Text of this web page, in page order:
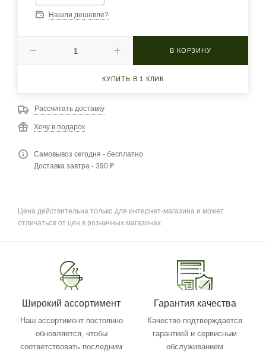
Нашли дешевле?
В КОРЗИНУ
КУПИТЬ В 1 КЛИК
Рассчитать доставку
Хочу в подарок
Самовывоз сегодня - бесплатно
Доставка завтра - 390 ₽
Цена действительна только для интернет-магазина и может
отличаться от цен в розничных магазинах
Широкий ассортимент
Наш ассортимент постоянно
обновляется, чтобы
соответствовать последним
Гарантия качества
Качество подтверждается
гарантией и сервисным
обслуживанием